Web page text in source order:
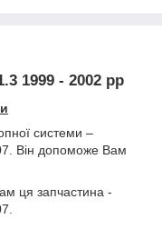
1999 - 2002 рр
системи –
Він допоможе Вам
ця запчастина -